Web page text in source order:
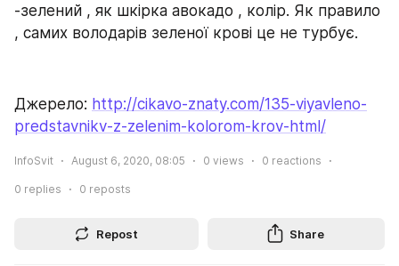
-зелений , як шкірка авокадо , колір. Як правило
, самих володарів зеленої крові це не турбує.
Джерело: http://cikavo-znaty.com/135-viyavleno-
predstavnikv-z-zelenim-kolorom-krov-html/
InfoSvit August 6, 2020, 08:05 0 views 0 reactions
0 replies 0 reposts
Repost Share